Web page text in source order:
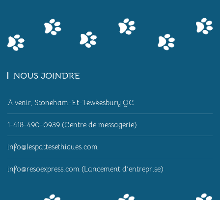
NOUS JOINDRE
À venir, Stoneham-Et-Tewkesbury QC
1-418-490-0939 (Centre de messagerie)
info@lespattesethiques.com
info@resoexpress.com (Lancement d’entreprise)